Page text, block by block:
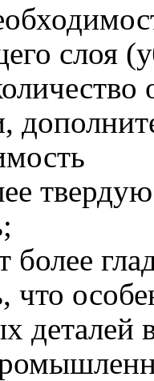
слоя
более
что
деталей